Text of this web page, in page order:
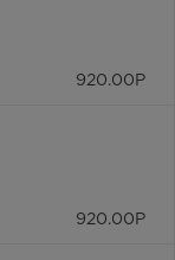
920.00 Р
920.00 Р